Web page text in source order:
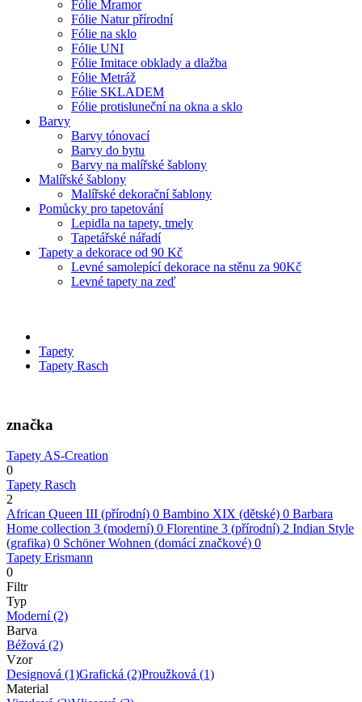
Fólie Mramor
Fólie Natur přírodní
Fólie na sklo
Fólie UNI
Fólie Imitace obklady a dlažba
Fólie Metráž
Fólie SKLADEM
Fólie protisluneční na okna a sklo
Barvy
Barvy tónovací
Barvy do bytu
Barvy na malířské šablony
Malířské šablony
Malířské dekorační šablony
Pomůcky pro tapetování
Lepidla na tapety, tmely
Tapetářské nářadí
Tapety a dekorace od 90 Kč
Levné samolepící dekorace na stěnu za 90Kč
Levné tapety na zeď
Tapety
Tapety Rasch
značka
Tapety AS-Creation
0
Tapety Rasch
2
African Queen III (přírodní) 0 Bambino XIX (dětské) 0 Barbara
Home collection 3 (moderní) 0 Florentine 3 (přírodní) 2 Indian Style
(grafika) 0 Schöner Wohnen (domácí značkové) 0
Tapety Erismann
0
Filtr
Typ
Moderní(2)
Barva
Béžová (2)
Vzor
Designová (1)Grafická (2)Proužková (1)
Material